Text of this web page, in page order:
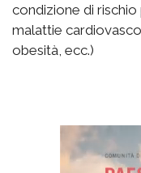
condizione di
malattie
obesità, ecc.)